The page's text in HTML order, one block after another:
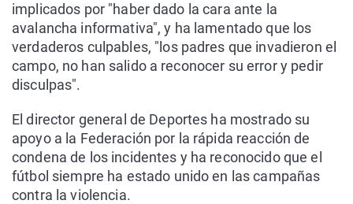
implicados por "haber dado la cara ante la
avalancha informativa", y ha lamentado que los
verdaderos culpables, "los padres que invadieron el
campo, no han salido a reconocer su error y pedir
disculpas".
El director general de Deportes ha mostrado su
apoyo a la Federación por la rápida reacción de
condena de los incidentes y ha reconocido que el
fútbol siempre ha estado unido en las campañas
contra la violencia.